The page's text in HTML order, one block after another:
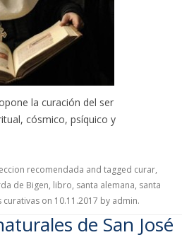
la curación del ser
cósmico, psíquico y
recomendada and tagged curar,
de Bigen, libro, santa alemana, santa
curativas on 10.11.2017 by admin.
de San José